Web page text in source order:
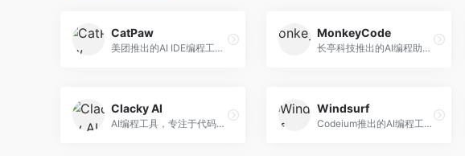
CatPaw
美团推出的AI IDE编程工具，专注于本地开发生态。面向开发者，提供智能代码补全、代码生成、项目管理等服务，本地开发体验好。
MonkeyCode
长亭科技推出的AI编程助手，专注于安全开发。面向开发者，提供代码生成、安全检测、漏洞修复等服务，安全开发能力强。
Clacky AI
AI编程工具，专注于代码智能生成与优化。面向开发者，提供代码生成、代码重构、错误修复等服务，编程效率高。
Windsurf
Codeium推出的AI编程工具，专注于代码智能辅助。面向开发者，提供代码补全、代码生成、代码解释等服务，多语言支持完善。